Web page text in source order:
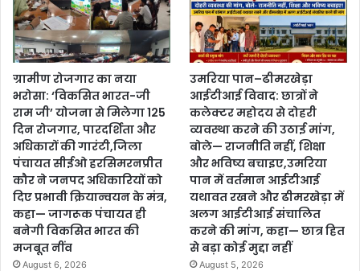
ग्रामीण रोजगार का नया
भरोसा: ‘विकसित भारत-जी
राम जी’ योजना से मिलेगा 125
दिन रोजगार, पारदर्शिता और
अधिकारों की गारंटी,जिला
पंचायत सीईओ हरसिमरनप्रीत
कौर ने जनपद अधिकारियों को
दिए प्रभावी क्रियान्वयन के मंत्र,
कहा— जागरूक पंचायत ही
बनेगी विकसित भारत की
मजबूत नींव
August 6, 2026
उमरिया पान–ढीमरखेड़ा
आईटीआई विवाद: छात्रों ने
कलेक्टर महोदय से दोहरी
व्यवस्था करने की उठाई मांग,
बोले— राजनीति नहीं, शिक्षा
और भविष्य बचाइए,उमरिया
पान में वर्तमान आईटीआई
यथावत रखने और ढीमरखेड़ा में
अलग आईटीआई संचालित
करने की मांग, कहा— छात्र हित
से बड़ा कोई मुद्दा नहीं
August 5, 2026